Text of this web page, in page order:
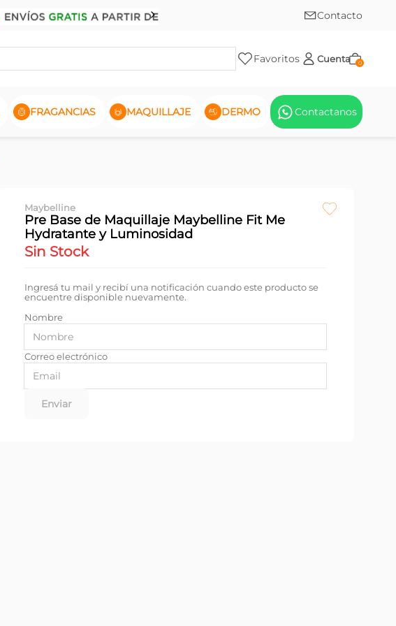
Contacto
Favoritos Cuenta 0
FRAGANCIAS MAQUILLAJE DERMO Contactanos
Maybelline
Pre Base de Maquillaje Maybelline Fit Me
Hydratante y Luminosidad
Sin Stock
Enviar